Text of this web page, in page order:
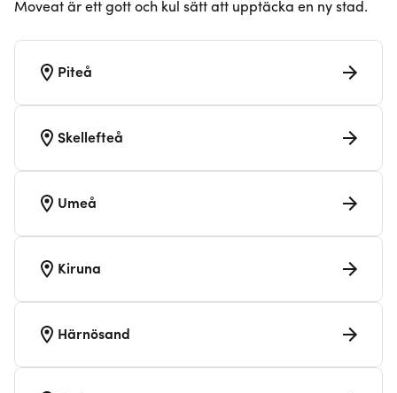
Moveat är ett gott och kul sätt att upptäcka en ny stad.
Piteå
Skellefteå
Umeå
Kiruna
Härnösand